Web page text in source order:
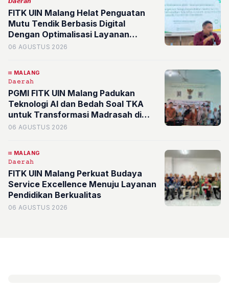
FITK UIN Malang Helat Penguatan
Mutu Tendik Berbasis Digital
Dengan Optimalisasi Layanan
Administrasi
06 AGUSTUS 2026
MALANG
𝙳𝚊𝚎𝚛𝚊𝚑
PGMI FITK UIN Malang Padukan
Teknologi AI dan Bedah Soal TKA
untuk Transformasi Madrasah di
Kota Batu
06 AGUSTUS 2026
MALANG
𝙳𝚊𝚎𝚛𝚊𝚑
FITK UIN Malang Perkuat Budaya
Service Excellence Menuju Layanan
Pendidikan Berkualitas
06 AGUSTUS 2026